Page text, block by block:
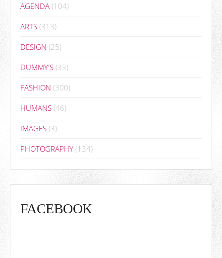
AGENDA (104)
ARTS (313)
DESIGN (25)
DUMMY'S (33)
FASHION (300)
HUMANS (46)
IMAGES (3)
PHOTOGRAPHY (134)
FACEBOOK